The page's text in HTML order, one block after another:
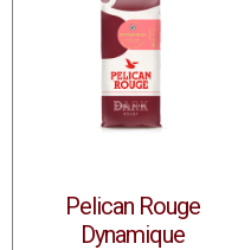
Pelican Rouge
Dynamique